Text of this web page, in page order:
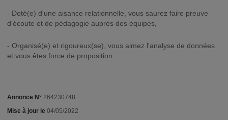
- Doté(e) d'une aisance relationnelle, vous saurez faire preuve
d'écoute et de pédagogie auprès des équipes,
- Organisé(e) et rigoureux(se), vous aimez l'analyse de données
et vous êtes force de proposition.
Annonce N° 264230748
Mise à jour le 04/05/2022